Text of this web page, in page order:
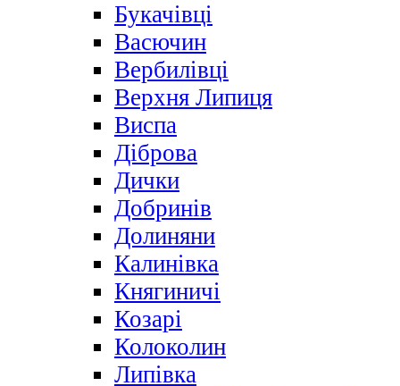
Букачівці
Васючин
Вербилівці
Верхня Липиця
Виспа
Діброва
Дички
Добринів
Долиняни
Калинівка
Княгиничі
Козарі
Колоколин
Липівка